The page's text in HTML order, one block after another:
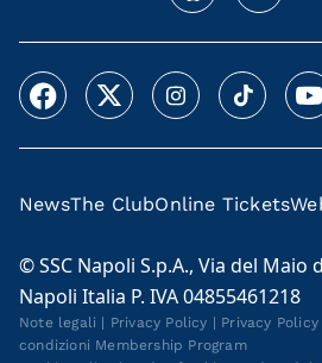
NewsThe ClubOnline Tickets
© SSC Napoli S.p.A., Via del Maio
Napoli Italia P. IVA 04855461218
Note legali Privacy Policy Privacy
condizioni Membership Program